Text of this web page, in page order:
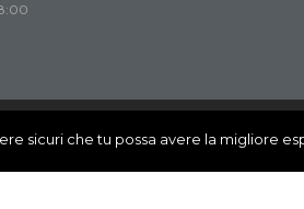
sicuri che tu possa avere la migliore